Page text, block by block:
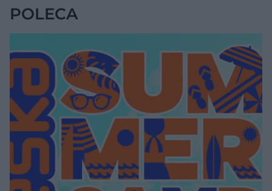
POLECA